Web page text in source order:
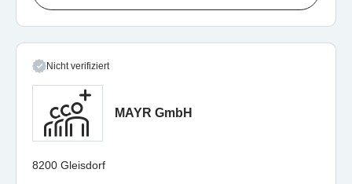
Nicht verifiziert
MAYR GmbH
8200 Gleisdorf